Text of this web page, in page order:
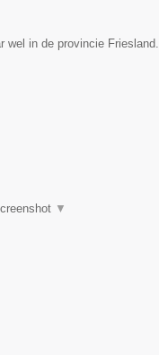
wel in de provincie Friesland.
▼